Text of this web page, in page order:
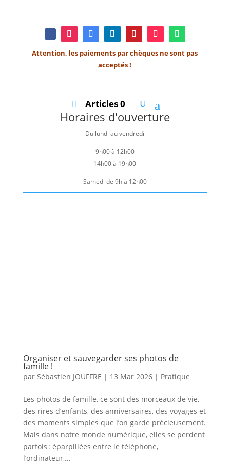
Attention, les paiements par chèques ne sont pas
acceptés !
Articles 0
Horaires d'ouverture
Du lundi au vendredi
9h00 à 12h00
14h00 à 19h00
Samedi de 9h à 12h00
Organiser et sauvegarder ses photos de
famille !
par Sébastien JOUFFRE | 13 Mar 2026| Pratique
Les photos de famille, ce sont des morceaux de vie,
des rires d’enfants, des anniversaires, des voyages et
des moments simples que l’on garde précieusement.
Mais dans notre monde numérique, elles se perdent
parfois : éparpillées entre le téléphone,
l’ordinateur,...